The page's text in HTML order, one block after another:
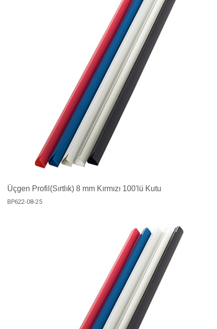
Üçgen Profil(Sırtlık) 8 mm Kırmızı 100'lü Kutu
BP622-08-25